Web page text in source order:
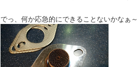
でっ、何か応急的にできることないかなぁ